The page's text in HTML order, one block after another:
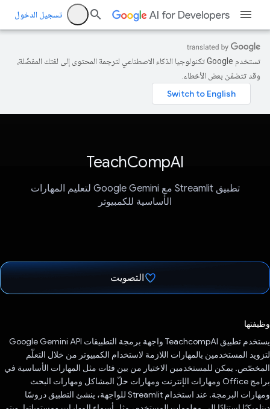
تسجيل الدخول
تستخدم Google تكنولوجيا الذكاء الاصطناعي لترجمة المحتوى إلى لغتك المفضّلة،
وقد تتضمّن بعض الأخطاء.
TeachCompAI
تطبيق Streamlit مع Google Gemini لتعليم المهارات
الأساسية للكمبيوتر
التصويت
وظيفتها
يستخدم تطبيق TeachcompAI واجهة برمجة التطبيقات Google Gemini API
لتزويد المستخدمين بالمهارات اللازمة لاستخدام الكمبيوتر من خلال التعلّم
المخصّص. يمكن للمستخدمين الاختيار من بين فئات مثل المهارات الأساسية في
برامج Office ومهارات الإنترنت ومهارات حلّ المشاكل ومهارات البحث
ومهارات البرمجة. عند استخدام Streamlit للواجهة، ينشئ التطبيق دروسًا